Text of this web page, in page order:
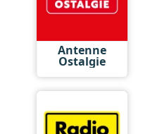
Antenne
Ostalgie